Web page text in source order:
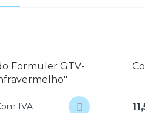
Comando Amiko CCC - 81XX
e Mini Series
11,50 € Com IVA